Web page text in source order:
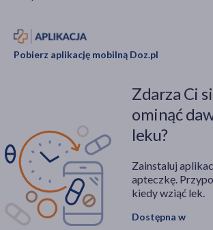
Pobierz aplikację mobilną Doz.pl
Zdarza Ci
ominąć
leku?
Zainstaluj
apteczkę.
kiedy wziąć lek.
Dostępna w